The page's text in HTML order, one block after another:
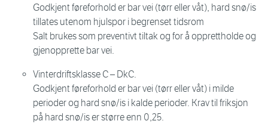
Godkjent føreforhold er bar vei (tørr eller våt), hard snø/is
tillates utenom hjulspor i begrenset tidsrom
Salt brukes som preventivt tiltak og for å opprettholde og
gjenopprette bar vei.
Vinterdriftsklasse C – DkC.
Godkjent føreforhold er bar vei (tørr eller våt) i milde
perioder og hard snø/is i kalde perioder. Krav til friksjon
på hard snø/is er større enn 0,25.